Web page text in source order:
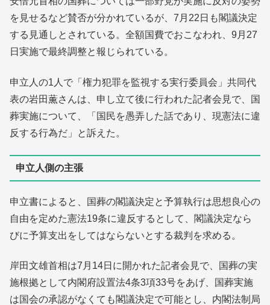
を見せるなど賛否が分かれているが、7月22日も閣議決定
する見通しとされている。全額国費でおこなわれ、9月27
日実施で最終調整と報じられている。
申立人の1人で「権力犯罪を監視する実行委員会」共同代
表の岩田薫さんは、申し立て後に行われた記者会見で、国
葬実施について、「国民を愚弄した話であり、現憲法に違
反する行為だ」と訴えた。
申立人側の主張
申立書によると、国葬の閣議決定と予算執行は思想良心の
自由を定めた憲法19条に違反するとして、閣議決定なら
びに予算支出をしてはならないとする裁判を求める。
岸田文雄首相は7月14日に開かれた記者会見で、国葬の実
施根拠として内閣府設置法4条3項33号をあげ、国葬実施
は国会の承認がなくても閣議決定で可能とし、内閣法制局